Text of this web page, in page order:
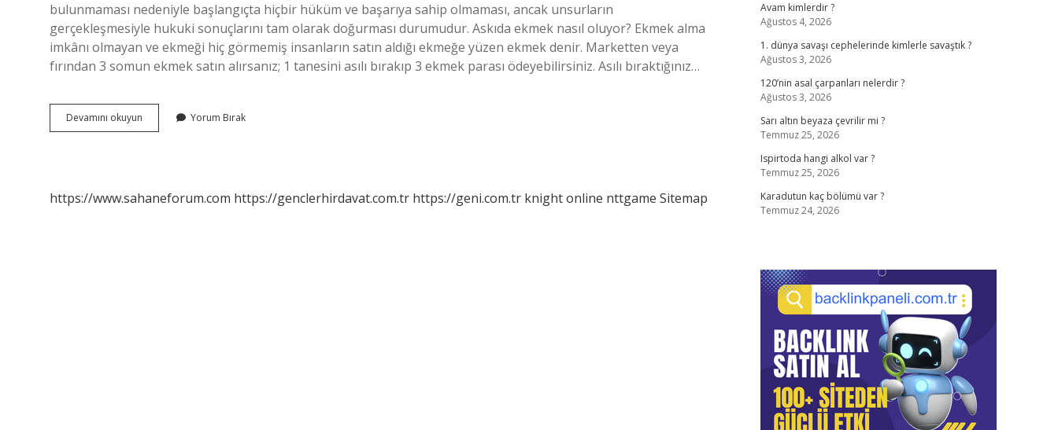
bulunmaması nedeniyle başlangıçta hiçbir hüküm ve başarıya sahip olmaması, ancak unsurların
gerçekleşmesiyle hukuki sonuçlarını tam olarak doğurması durumudur. Askıda ekmek nasıl oluyor? Ekmek alma
imkânı olmayan ve ekmeği hiç görmemiş insanların satın aldığı ekmeğe yüzen ekmek denir. Marketten veya
fırından 3 somun ekmek satın alırsanız; 1 tanesini asılı bırakıp 3 ekmek parası ödeyebilirsiniz. Asılı bıraktığınız…
Devamını okuyun
Uygulaması
Yorum Bırak
https://www.sahaneforum.com https://genclerhirdavat.com.tr https://geni.com.tr knight online nttgame Sitemap
Avam kimlerdir ?
Ağustos 4, 2026
1. dünya savaşı cephelerinde kimlerle savaştık ?
Ağustos 3, 2026
120’nin asal çarpanları nelerdir ?
Ağustos 3, 2026
Sarı altın beyaza çevrilir mi ?
Temmuz 25, 2026
Ispirtoda hangi alkol var ?
Temmuz 25, 2026
Karadutun kaç bölümü var ?
Temmuz 24, 2026